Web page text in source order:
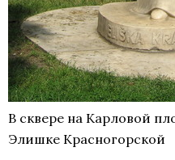
В сквере на Карловой
Элишке Красногорской